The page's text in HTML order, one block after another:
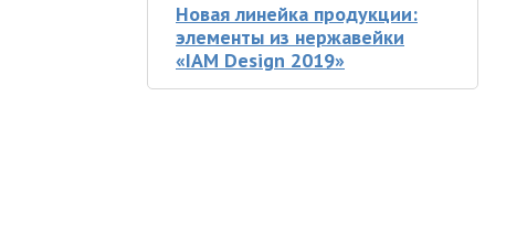
Новая линейка продукции:
элементы из нержавейки
«IAM Design 2019»